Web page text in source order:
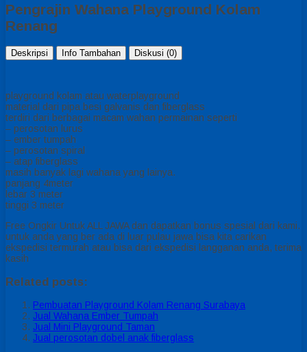
Pengrajin Wahana Playground Kolam
Renang
Deskripsi Info Tambahan Diskusi (0)
playground kolam atau waterplayground
material dari pipa besi galvanis dan fiberglass
terdiri dari berbagai macam wahan permainan seperti
– perosotan lurus
– ember tumpah
– perosotan spiral
– atap fiberglass
masih banyak lagi wahana yang lainya.
panjang 4meter
lebar 3 meter
tinggi 3 meter
Free Ongkir Untuk ALL JAWA dan dapatkan bonus spesial dari kami.
untuk anda yang ber ada di luar pulau jawa bisa kita carikan
ekspedisi termurah atau bisa dari ekspedisi langganan anda, terima
kasih
Related posts:
Pembuatan Playground Kolam Renang Surabaya
Jual Wahana Ember Tumpah
Jual Mini Playground Taman
Jual perosotan dobel anak fiberglass